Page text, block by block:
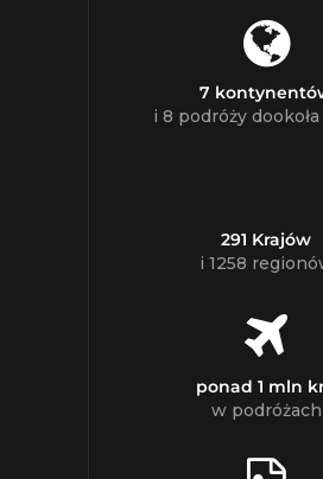
7
i 8 podróży
291 Krajów
i 1258
ponad 1 mln
w podróżach